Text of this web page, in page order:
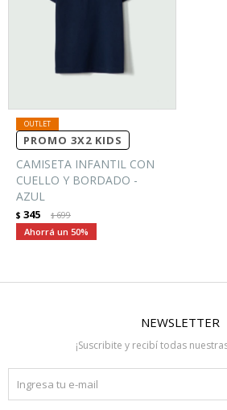
PROMO 3X2 KIDS
CAMISETA INFANTIL CON
CUELLO Y BORDADO -
AZUL
$ 345 $699
50
NEWSLETTER
¡Suscribite y recibí todas